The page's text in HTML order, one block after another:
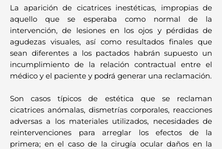
La aparición de cicatrices inestéticas, impropias de
aquello que se esperaba como normal de la
intervención, de lesiones en los ojos y pérdidas de
agudezas visuales, así como resultados finales que
sean diferentes a los pactados habrán supuesto un
incumplimiento de la relación contractual entre el
médico y el paciente y podrá generar una reclamación.
Son casos típicos de estética que se reclaman
cicatrices anómalas, dismetrías corporales, reacciones
adversas a los materiales utilizados, necesidades de
reintervenciones para arreglar los efectos de la
primera; en el caso de la cirugía ocular daños en la